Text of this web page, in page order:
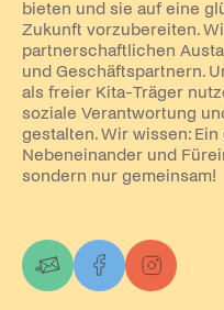
bieten und sie auf eine
Zukunft vorzubereiten.
partnerschaftlichen
und Geschäftspartnern.
als freier Kita-Träger
soziale Verantwortung
gestalten. Wir wissen:
Nebeneinander und
sondern nur gemeinsam!